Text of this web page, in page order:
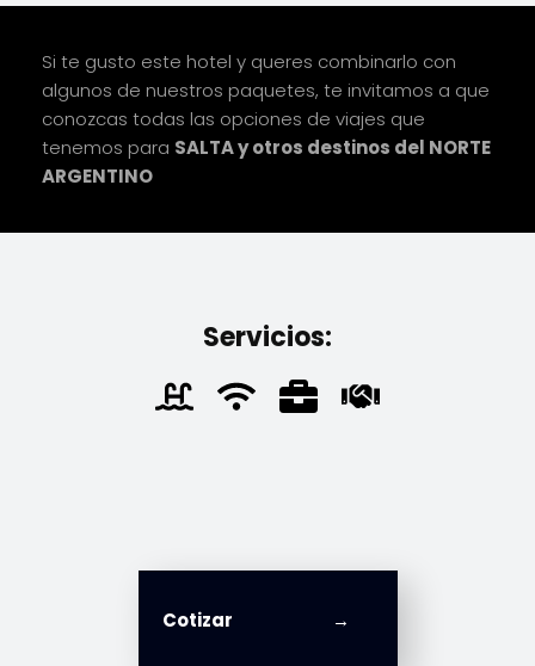
Si te gusto este hotel y queres combinarlo con
algunos de nuestros paquetes, te invitamos a que
conozcas todas las opciones de viajes que
tenemos para SALTA y otros destinos del NORTE
ARGENTINO
Servicios:
Cotizar